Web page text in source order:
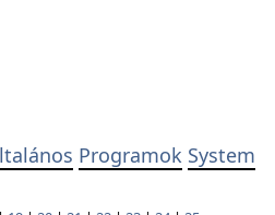
Programok System